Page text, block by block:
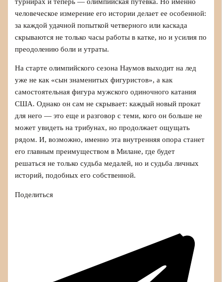
человеческое измерение его истории делает ее особенной:
за каждой удачной попыткой четверного или каскада
скрываются не только часы работы в катке, но и усилия по
преодолению боли и утраты.
На старте олимпийского сезона Наумов выходит на лед
уже не как «сын знаменитых фигуристов», а как
самостоятельная фигура мужского одиночного катания
США. Однако он сам не скрывает: каждый новый прокат
для него — это еще и разговор с теми, кого он больше не
может увидеть на трибунах, но продолжает ощущать
рядом. И, возможно, именно эта внутренняя опора станет
его главным преимуществом в Милане, где будет
решаться не только судьба медалей, но и судьба личных
историй, подобных его собственной.
Поделиться